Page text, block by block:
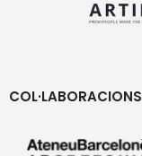
COL·LABORACIONS